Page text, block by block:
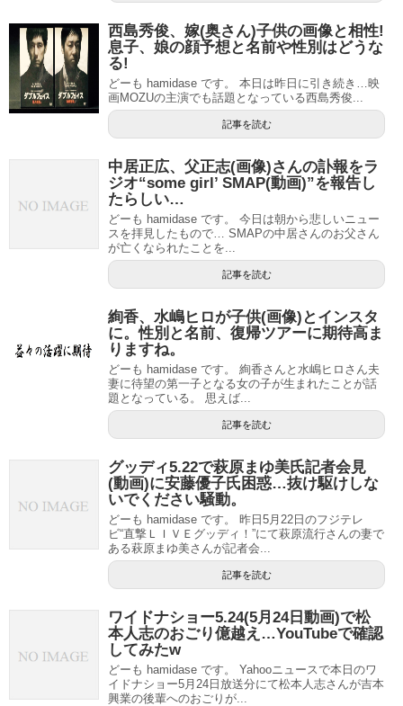
西島秀俊、嫁(奥さん)子供の画像と相性!
息子、娘の顔予想と名前や性別はどうな
る!
どーも hamidase です。 本日は昨日に引き続き…映
画MOZUの主演でも話題となっている西島秀俊...
記事を読む
中居正広、父正志(画像)さんの訃報をラ
ジオ“some girl’ SMAP(動画)”を報告し
たらしい…
どーも hamidase です。 今日は朝から悲しいニュー
スを拝見したもので… SMAPの中居さんのお父さん
が亡くなられたことを...
記事を読む
絢香、水嶋ヒロが子供(画像)とインスタ
に。性別と名前、復帰ツアーに期待高ま
りますね。
どーも hamidase です。 絢香さんと水嶋ヒロさん夫
妻に待望の第一子となる女の子が生まれたことが話
題となっている。 思えば...
記事を読む
グッディ5.22で萩原まゆ美氏記者会見
(動画)に安藤優子氏困惑…抜け駆けしな
いでください騒動。
どーも hamidase です。 昨日5月22日のフジテレ
ビ“直撃ＬＩＶＥグッディ！”にて萩原流行さんの妻で
ある萩原まゆ美さんが記者会...
記事を読む
ワイドナショー5.24(5月24日動画)で松
本人志のおごり億越え…YouTubeで確認
してみたw
どーも hamidase です。 Yahooニュースで本日のワ
イドナショー5月24日放送分にて松本人志さんが吉本
興業の後輩へのおごりが...